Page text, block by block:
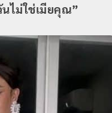
ไม่ใช่เมียคุณ”